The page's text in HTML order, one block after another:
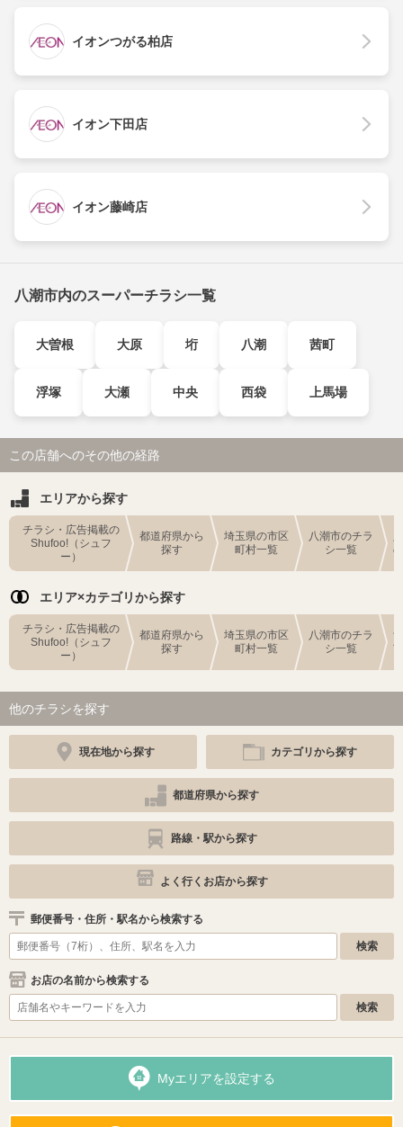
イオンつがる柏店
イオン下田店
イオン藤崎店
八潮市内のスーパーチラシ一覧
大曽根 大原 垳 八潮 茜町
浮塚 大瀬 中央 西袋 上馬場
この店舗へのその他の経路
エリアから探す
チラシ・広告掲載の
Shufoo!（シュフ
ー）
都道府県から
探す
埼玉県の市区
町村一覧
八潮市のチラ
シ一覧
エリア×カテゴリから探す
チラシ・広告掲載の
Shufoo!（シュフ
ー）
都道府県から
探す
埼玉県の市区
町村一覧
八潮市のチラ
シ一覧
他のチラシを探す
現在地から探す カテゴリから探す
都道府県から探す
路線・駅から探す
よく行くお店から探す
郵便番号・住所・駅名から検索する
お店の名前から検索する
Myエリアを設定する